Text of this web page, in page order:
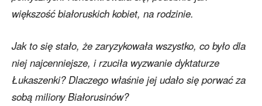
większość białoruskich kobiet, na rodzinie.
Jak to się stało, że zaryzykowała wszystko, co było dla
niej najcenniejsze, i rzuciła wyzwanie dyktaturze
Łukaszenki? Dlaczego właśnie jej udało się porwać za
sobą miliony Białorusinów?